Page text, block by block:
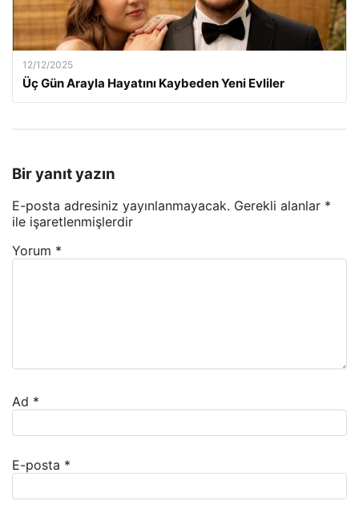
12/12/2025
Üç Gün Arayla Hayatını Kaybeden Yeni Evliler
Bir yanıt yazın
E-posta adresiniz yayınlanmayacak. Gerekli alanlar *
ile işaretlenmişlerdir
Yorum *
Ad *
E-posta *